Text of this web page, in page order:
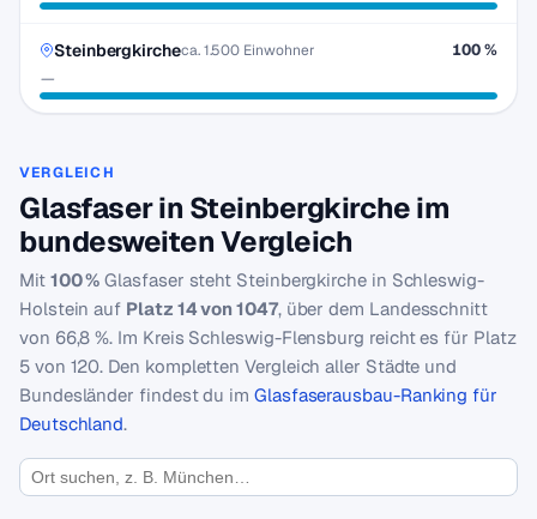
Steinbergkircheca. 1.500 Einwohner
—
100 %
VERGLEICH
Glasfaser in Steinbergkirche im
bundesweiten Vergleich
Mit 100 % Glasfaser steht Steinbergkirche in Schleswig-
Holstein auf Platz 14 von 1047, über dem Landesschnitt
von 66,8 %. Im Kreis Schleswig-Flensburg reicht es für Platz
5 von 120. Den kompletten Vergleich aller Städte und
Bundesländer findest du im Glasfaserausbau-Ranking für
Deutschland.